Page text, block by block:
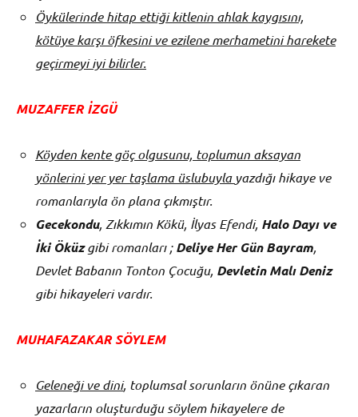
Öykülerinde hitap ettiği kitlenin ahlak kaygısını,
kötüye karşı öfkesini ve ezilene merhametini harekete
geçirmeyi iyi bilirler.
MUZAFFER İZGÜ
Köyden kente göç olgusunu, toplumun aksayan
yönlerini yer yer taşlama üslubuyla yazdığı hikaye ve
romanlarıyla ön plana çıkmıştır.
Gecekondu, Zıkkımın Kökü, İlyas Efendi, Halo Dayı ve
İki Öküzgibi romanları ;Deliye Her Gün Bayram,
Devlet Babanın Tonton Çocuğu, Devletin Malı Deniz
gibi hikayeleri vardır.
MUHAFAZAKAR SÖYLEM
Geleneği ve dini, toplumsal sorunların önüne çıkaran
yazarların oluşturduğu söylem hikayelere de